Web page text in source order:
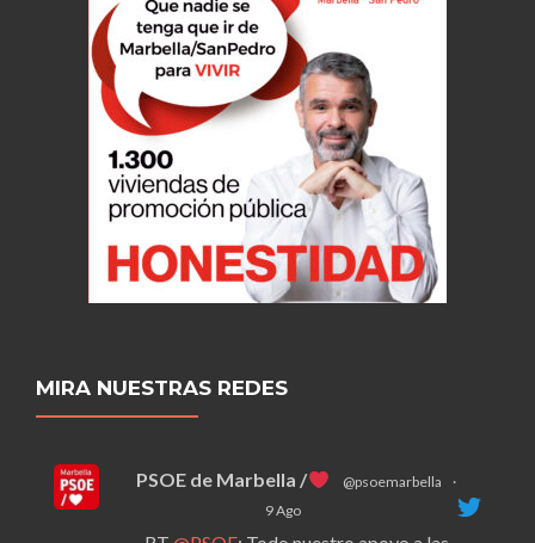
MIRA NUESTRAS REDES
PSOE de Marbella / @psoemarbella
·
9 Ago